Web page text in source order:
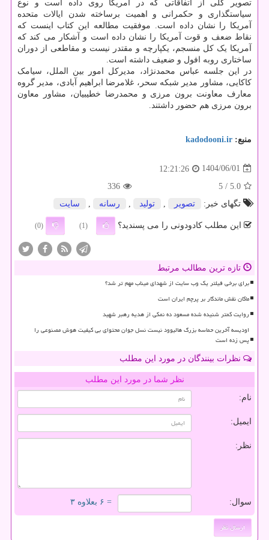
تصویر کلی از اتفاقاتی که در آمریکا روی داده است و نوع
سیاستگذاری و حکمرانی و اهمیت برساخته شدن ایالات متحده
آمریکا را نشان داده است. موفقیت مطالعه این کتاب اینست که
نقاط ضعف و قوت آمریکا را نشان داده است و آشکار می کند که
آمریکا یک کل منسجم، یکپارچه و مقتدر نیست و مقاطعی از دوران
ساختاری روبه افول و ضعیف داشته است.
در این جلسه عباس محمدنژاد، مدیرکل امور بین الملل، سیامک
کاکایی، مشاور مدیر شبکه سحر، غلامرضا ابراهیم آبادی، مدیر گروه
معارف معاونت برون مرزی و محمدرضا خطیبیان، مشاور معاون
برون مرزی هم حضور داشتند.
منبع: kadodooni.ir
1404/06/01
12:21:26
5.0
/ 5
336
تگهای خبر:
تصویر تولید رسانه سایت
این مطلب کادودونی را می پسندید؟ (1)
(0)
تازه ترین مطالب مرتبط
برای برخی فیلتر یک وب سایت از شهدای میناب مهم تر شد؟
ماکان نقش ماندگار بر پرچم ایران است
روایت کمتر شنیده شده مسعود ده نمکی از هدیه رهبر شهید
اودیسه آخرین حماسه بزرگ هالیوود نیست نسل جوان محتوای بی کیفیت هوش مصنوعی را
پس زده است
نظرات بینندگان در مورد این مطلب
نظر شما در مورد این مطلب
نام:
ایمیل:
نظر:
سوال: = ۶ بعلاوه ۳